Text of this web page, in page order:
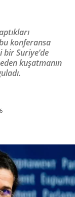
konferansa
bir Suriye’de
kuşatmanın